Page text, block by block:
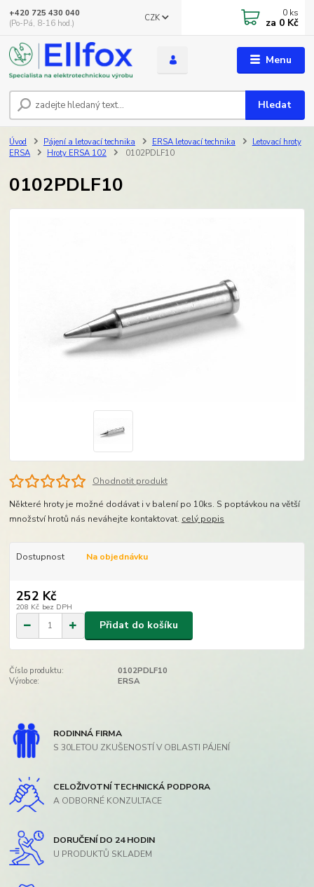
Menu
CZK
Hledat
+420 725 430 040
(Po-Pá, 8-16 hod.)
0 ks
za 0 Kč
Úvod Pájení a letovací technika ERSA letovací technika
Letovací hroty
ERSA
Hroty ERSA 102 0102PDLF10
0102PDLF10
Ohodnotit produkt
Některé hroty je možné dodávat i v balení po 10ks. S poptávkou na větší
množství hrotů nás neváhejte kontaktovat. celý popis
Dostupnost Na objednávku
252 Kč
208 Kč bez DPH
Přidat do košíku
Číslo produktu:
0102PDLF10
Výrobce:
ERSA
RODINNÁ FIRMA
S 30LETOU ZKUŠENOSTÍ V OBLASTI PÁJENÍ
CELOŽIVOTNÍ TECHNICKÁ PODPORA
A ODBORNÉ KONZULTACE
DORUČENÍ DO 24 HODIN
U PRODUKTŮ SKLADEM